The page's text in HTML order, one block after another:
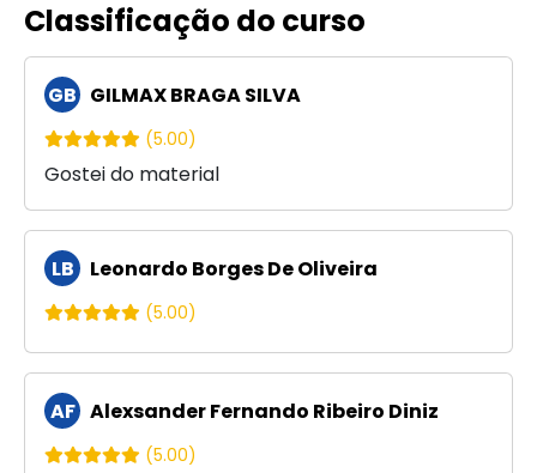
Classificação do curso
GB GILMAX BRAGA SILVA
(5.00)
Gostei do material
LB Leonardo Borges De Oliveira
(5.00)
AF Alexsander Fernando Ribeiro Diniz
(5.00)